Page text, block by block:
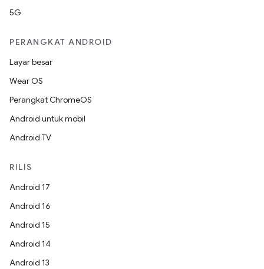
5G
PERANGKAT ANDROID
Layar besar
Wear OS
Perangkat ChromeOS
Android untuk mobil
Android TV
RILIS
Android 17
Android 16
Android 15
Android 14
Android 13